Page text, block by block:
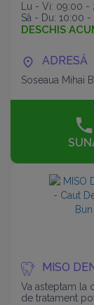
Lu - Vi: 09:00 -
Sâ - Du: 10:00 -
DESCHIS
ADRESĂ
Soseaua Mihai
MISO
Va asteptam la
de tratament